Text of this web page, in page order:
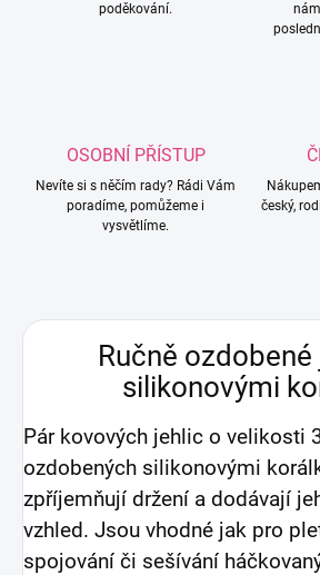
poděkování.
OSOBNÍ PŘÍSTUP
Nevíte si s něčím rady? Rádi Vám
poradíme, pomůžeme i
vysvětlíme.
český,
Ručně
silikonovými
Pár kovových jehlic o velikosti
ozdobených silikonovými
zpříjemňují držení a dodávají
vzhled. Jsou vhodné jak pro
spojování či sešívání